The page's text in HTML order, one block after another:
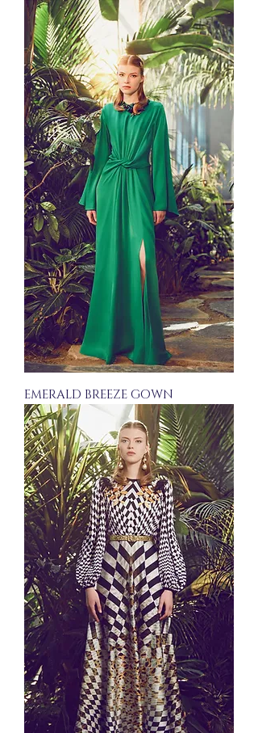
EMERALD BREEZE GOWN